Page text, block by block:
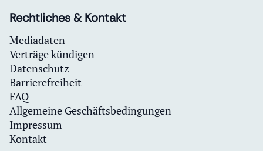
Rechtliches & Kontakt
Mediadaten
Verträge kündigen
Datenschutz
Barrierefreiheit
FAQ
Allgemeine Geschäftsbedingungen
Impressum
Kontakt